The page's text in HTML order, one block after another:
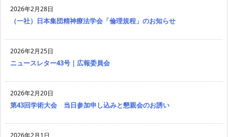
2026年2月28日
（一社）日本集団精神療法学会「倫理規程」のお知らせ
2026年2月25日
ニュースレター43号｜広報委員会
2026年2月20日
第43回学術大会 当日参加申し込みと懇親会のお誘い